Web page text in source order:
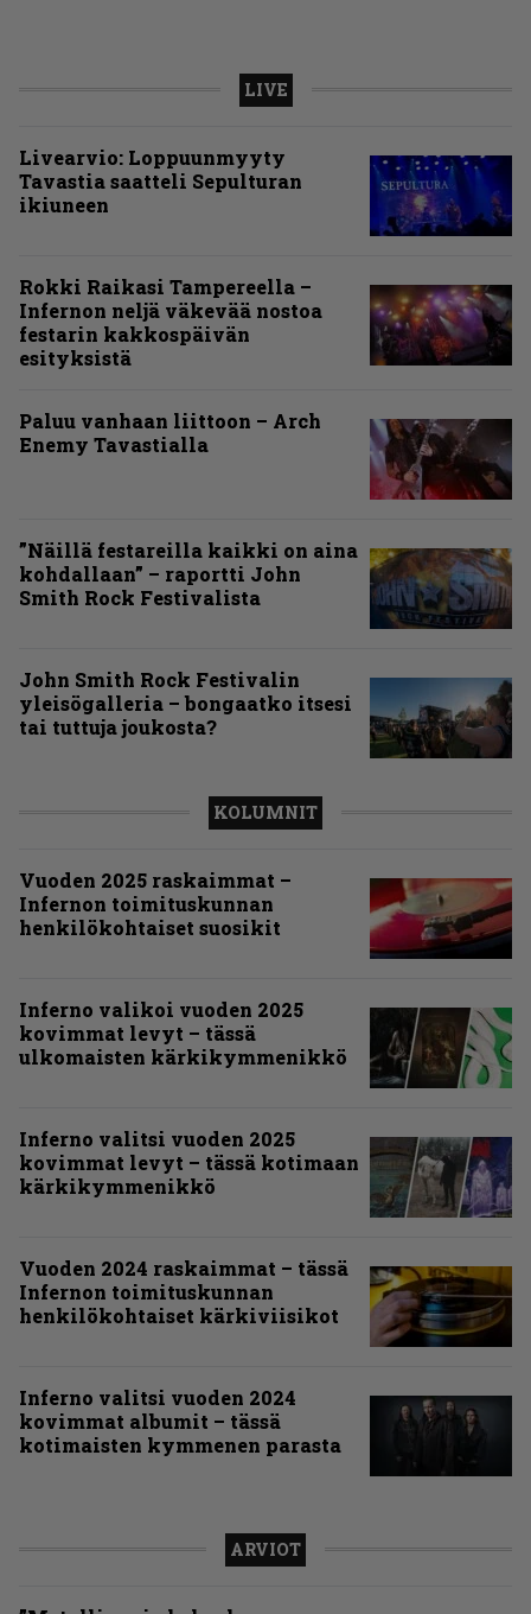
LIVE
Livearvio: Loppuunmyyty
Tavastia saatteli Sepulturan
ikiuneen
Rokki Raikasi Tampereella –
Infernon neljä väkevää nostoa
festarin kakkospäivän
esityksistä
Paluu vanhaan liittoon – Arch
Enemy Tavastialla
”Näillä festareilla kaikki on aina
kohdallaan” – raportti John
Smith Rock Festivalista
John Smith Rock Festivalin
yleisögalleria – bongaatko itsesi
tai tuttuja joukosta?
KOLUMNIT
Vuoden 2025 raskaimmat –
Infernon toimituskunnan
henkilökohtaiset suosikit
Inferno valikoi vuoden 2025
kovimmat levyt – tässä
ulkomaisten kärkikymmenikkö
Inferno valitsi vuoden 2025
kovimmat levyt – tässä kotimaan
kärkikymmenikkö
Vuoden 2024 raskaimmat – tässä
Infernon toimituskunnan
henkilökohtaiset kärkiviisikot
Inferno valitsi vuoden 2024
kovimmat albumit – tässä
kotimaisten kymmenen parasta
ARVIOT